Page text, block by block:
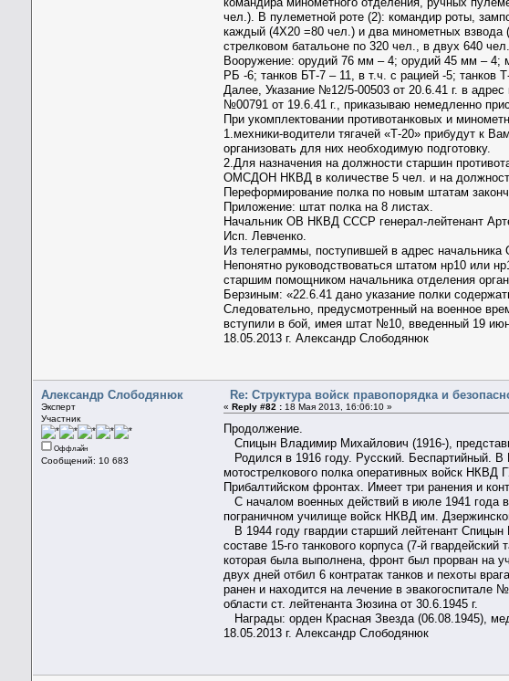
чел.). В пулеметной роте (2): командир роты,
каждый (4Х20 =80 чел.) и два минометных
стрелковом батальоне по 320 чел., в двух 640 чел.
Вооружение: орудий 76 мм – 4; орудий 45 мм – 4;
РБ -6; танков БТ-7 – 11, в т.ч. с рацией -5;
Далее, Указание №12/5-00503 от 20.6.41 г. в
№00791 от 19.6.41 г., приказываю немедленно
При укомплектовании противотанковых и
1.мехники-водители тягачей «Т-20» прибудут к
организовать для них необходимую подготовку.
2.Для назначения на должности старшин
ОМСДОН НКВД в количестве 5 чел. и на
Переформирование полка по новым штатам
Приложение: штат полка на 8 листах.
Начальник ОВ НКВД СССР генерал-лейтенант
Исп. Левченко.
Из телеграммы, поступившей в адрес
Непонятно руководствоваться штатом нр10 или
старшим помощником начальника отделения
Берзиным: «22.6.41 дано указание полки
Следовательно, предусмотренный на военное
вступили в бой, имея штат №10, введенный 19
18.05.2013 г. Александр Слободянюк
Александр Слободянюк
Эксперт
Участник
Оффлайн
Сообщений: 10 683
Re: Структура войск правопорядка и
«Reply #82 : 18 Мая 2013, 16:06:10 »
Продолжение.
Спицын Владимир Михайлович (1916-),
Родился в 1916 году. Русский. Беспартийный.
мотострелкового полка оперативных войск
Прибалтийском фронтах. Имеет три ранения и
С началом военных действий в июле 1941 года
пограничном училище войск НКВД им.
В 1944 году гвардии старший лейтенант
составе 15-го танкового корпуса (7-й
которая была выполнена, фронт был прорван на
двух дней отбил 6 контратак танков и пехоты
ранен и находится на лечение в эвакогоспитале
области ст. лейтенанта Зюзина от 30.6.1945 г.
Награды: орден Красная Звезда (06.08.1945),
18.05.2013 г. Александр Слободянюк